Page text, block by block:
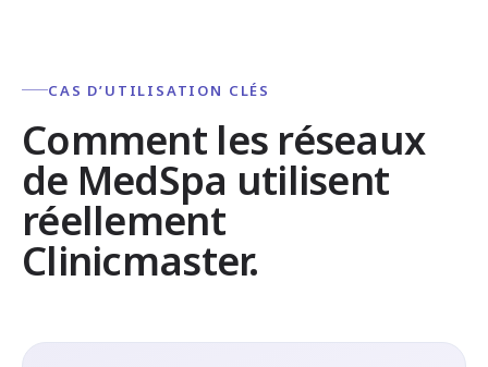
CAS D’UTILISATION CLÉS
Comment les réseaux
de MedSpa utilisent
réellement
Clinicmaster.